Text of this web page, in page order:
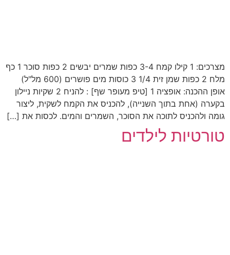
מצרכים: 1 קילו קמח 3-4 כפות שמרים יבשים 2 כפות סוכר 1 כף
מלח 2 כפות שמן זית 1/4 3 כוסות מים פושרים (600 מל"ל)
אופן ההכנה: אופציה 1 [טיפ מעופר שף] : להניח 2 שקיות ניילון
בקערה (אחת בתוך השנייה), להכניס את הקמח לשקית, ליצור
גומה ולהכניס לתוכה את הסוכר, השמרים והמים. לכסות את […]
טורטיות לילדים